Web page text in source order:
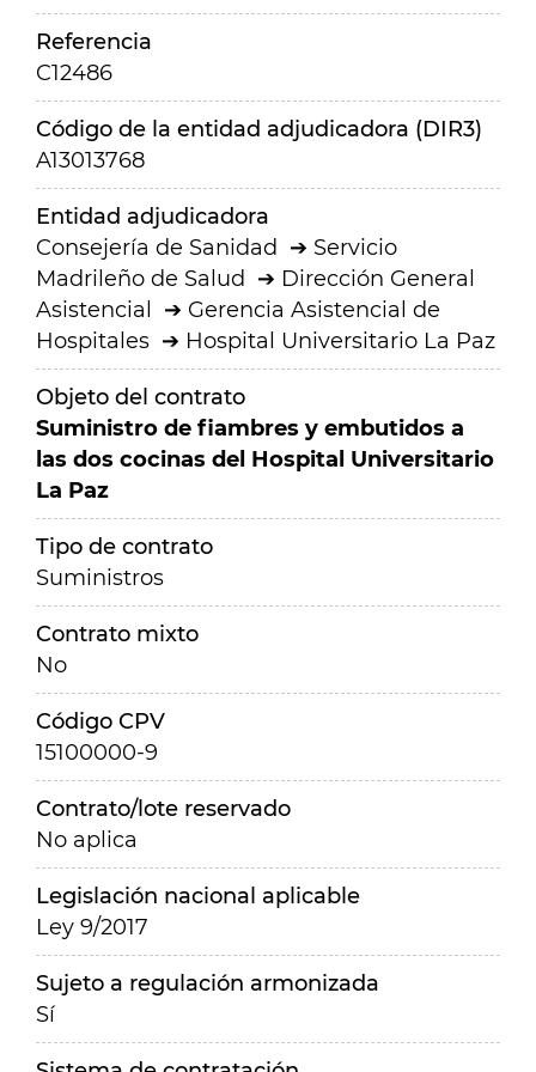
Referencia
C12486
Código de la entidad adjudicadora (DIR3)
A13013768
Entidad adjudicadora
Consejería de Sanidad
Servicio
Madrileño de Salud
Dirección General
Asistencial
Gerencia Asistencial de
Hospitales
Hospital Universitario La Paz
Objeto del contrato
Suministro de fiambres y embutidos a
las dos cocinas del Hospital Universitario
La Paz
Tipo de contrato
Suministros
Contrato mixto
No
Código CPV
15100000-9
Contrato/lote reservado
No aplica
Legislación nacional aplicable
Ley 9/2017
Sujeto a regulación armonizada
Sí